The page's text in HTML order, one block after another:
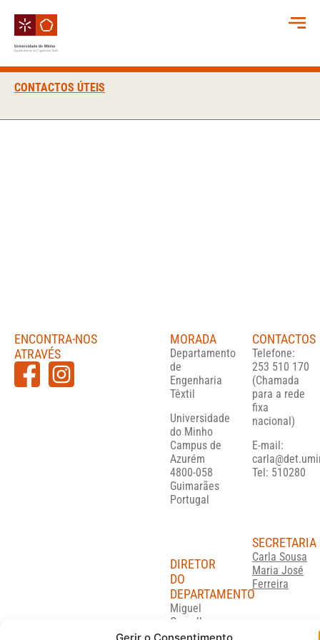
CONTACTOS ÚTEIS
ENCONTRA-NOS
ATRAVÉS
MORADA
Departamento
de
Engenharia
Têxtil
Universidade
do Minho
Campus de
Azurém
4800-058
Guimarães
Portugal
DIRETOR
DO
DEPARTAMENTO
Miguel
Carvalho
migcar@det.uminho.pt
CONTACTOS
Telefone:
253 510 170
(Chamada
para a rede
fixa
nacional)
E-mail:
Tel: 510280
SECRETARIA
Carla Sousa
Maria José
Ferreira